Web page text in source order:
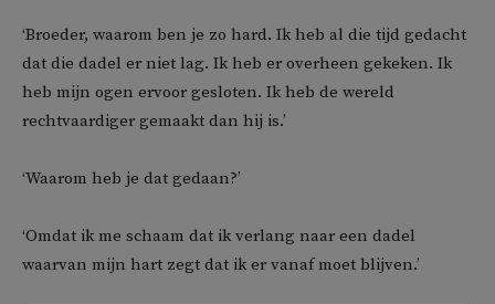
‘Broeder, waarom ben je zo hard. Ik heb al die tijd gedacht
dat die dadel er niet lag. Ik heb er overheen gekeken. Ik
heb mijn ogen ervoor gesloten. Ik heb de wereld
rechtvaardiger gemaakt dan hij is.’
‘Waarom heb je dat gedaan?’
‘Omdat ik me schaam dat ik verlang naar een dadel
waarvan mijn hart zegt dat ik er vanaf moet blijven.’